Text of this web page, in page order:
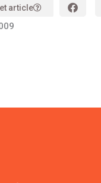
article